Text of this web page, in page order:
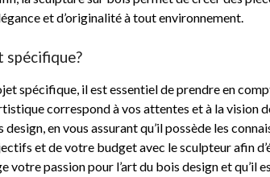
et d’originalité à tout environnement.
spécifique?
spécifique, il est essentiel de prendre en
correspond à vos attentes et à la vision
en vous assurant qu’il possède les
et de votre budget avec le sculpteur afin
votre passion pour l’art du bois design et